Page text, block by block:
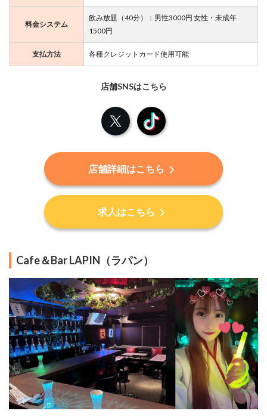
料金システム
飲み放題（40分）：男性3000円 女性・未成年
1500円
支払方法 各種クレジットカード使用可能
店舗SNSはこちら
X TikTok
店舗詳細はこちら
求人はこちら
Cafe＆Bar LAPIN（ラパン）